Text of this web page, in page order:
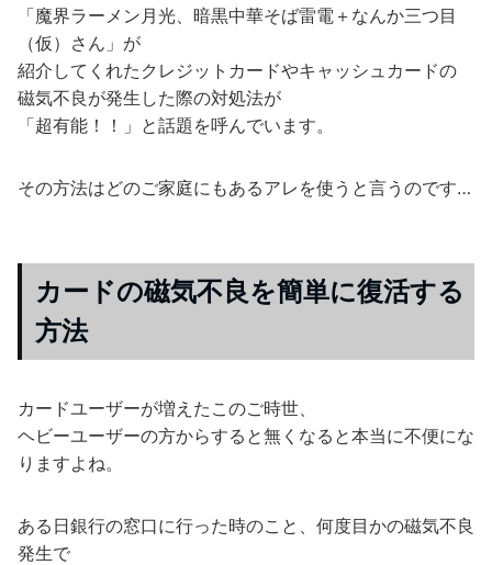
「魔界ラーメン月光、暗黒中華そば雷電＋なんか三つ目
（仮）さん」が
紹介してくれたクレジットカードやキャッシュカードの
磁気不良が発生した際の対処法が
「超有能！！」と話題を呼んでいます。
その方法はどのご家庭にもあるアレを使うと言うのです…
カードの磁気不良を簡単に復活する
方法
カードユーザーが増えたこのご時世、
ヘビーユーザーの方からすると無くなると本当に不便にな
りますよね。
ある日銀行の窓口に行った時のこと、何度目かの磁気不良
発生で